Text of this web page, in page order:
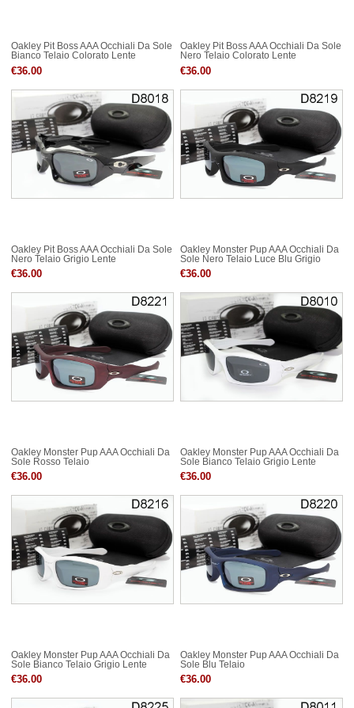
Oakley Pit Boss AAA Occhiali Da Sole
Bianco Telaio Colorato Lente
€36.00
Oakley Pit Boss AAA Occhiali Da Sole
Nero Telaio Colorato Lente
€36.00
Oakley Pit Boss AAA Occhiali Da Sole
Nero Telaio Grigio Lente
€36.00
Oakley Monster Pup AAA Occhiali Da
Sole Nero Telaio Luce Blu Grigio
Lente
€36.00
Oakley Monster Pup AAA Occhiali Da
Sole Rosso Telaio
€36.00
Oakley Monster Pup AAA Occhiali Da
Sole Bianco Telaio Grigio Lente
€36.00
Oakley Monster Pup AAA Occhiali Da
Sole Bianco Telaio Grigio Lente
€36.00
Oakley Monster Pup AAA Occhiali Da
Sole Blu Telaio
€36.00